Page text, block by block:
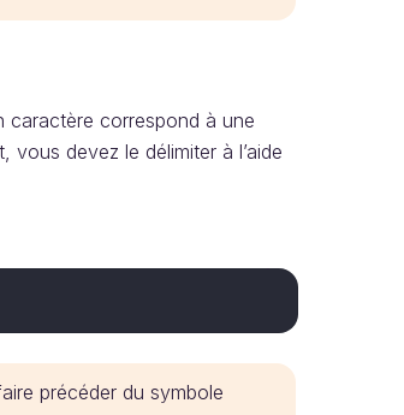
caractère correspond à une
devez le délimiter à l’aide
précéder du symbole